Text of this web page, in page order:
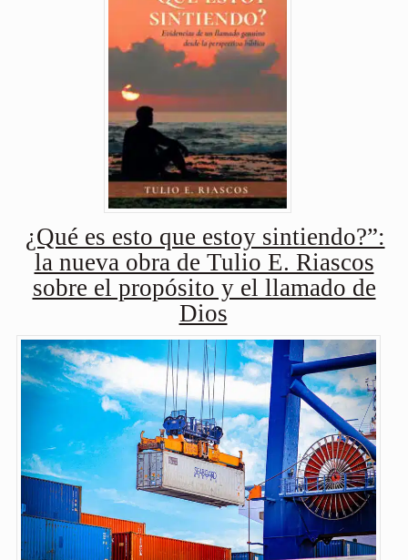
¿Qué es esto que estoy sintiendo?”:
la nueva obra de Tulio E. Riascos
sobre el propósito y el llamado de
Dios